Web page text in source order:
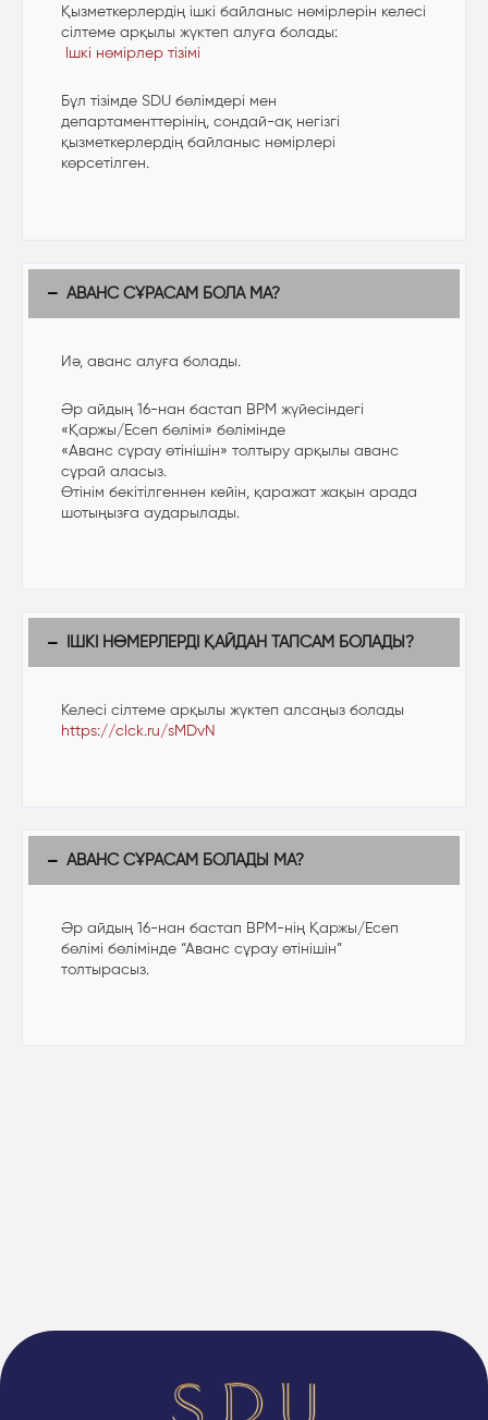
Қызметкерлердің ішкі байланыс нөмірлерін келесі
сілтеме арқылы жүктеп алуға болады:
Ішкі нөмірлер тізімі
Бұл тізімде SDU бөлімдері мен
департаменттерінің, сондай-ақ негізгі
қызметкерлердің байланыс нөмірлері
көрсетілген.
АВАНС СҰРАСАМ БОЛА МА?
Иә, аванс алуға болады.
Әр айдың 16-нан бастап BPM жүйесіндегі
«Қаржы/Есеп бөлімі» бөлімінде
«Аванс сұрау өтінішін» толтыру арқылы аванс
сұрай аласыз.
Өтінім бекітілгеннен кейін, қаражат жақын арада
шотыңызға аударылады.
ІШКІ НӨМЕРЛЕРДІ ҚАЙДАН ТАПСАМ БОЛАДЫ?
Келесі сілтеме арқылы жүктеп алсаңыз болады
https://clck.ru/sMDvN
АВАНС СҰРАСАМ БОЛАДЫ МА?
Әр айдың 16-нан бастап BPM-нің Қаржы/Есеп
бөлімі бөлімінде “Аванс сұрау өтінішін”
толтырасыз.